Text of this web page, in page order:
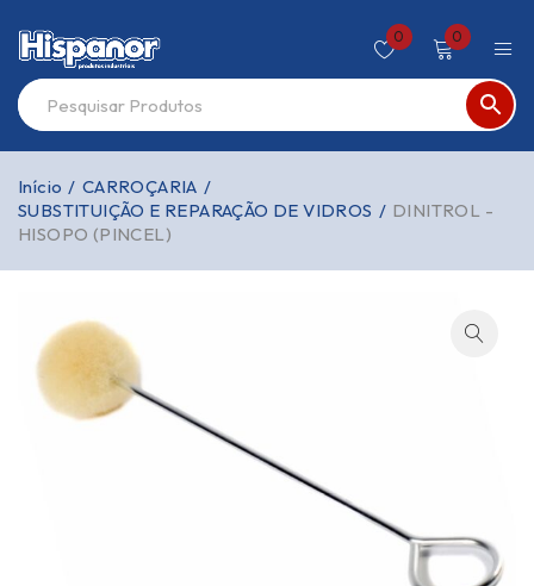
0 0
Início / CARROÇARIA /
SUBSTITUIÇÃO E REPARAÇÃO DE VIDROS / DINITROL -
HISOPO (PINCEL)